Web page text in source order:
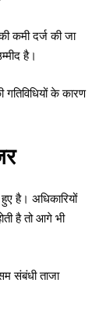
कमी दर्ज की जा
है।
गतिविधियों के कारण
है। अधिकारियों
है तो आगे भी
संबंधी ताजा